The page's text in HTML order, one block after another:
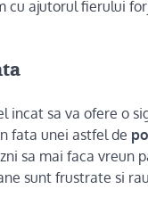
cu ajutorul fierului
incat sa va ofere o
fata unei astfel de
sa mai faca vreun
sunt frustrate si